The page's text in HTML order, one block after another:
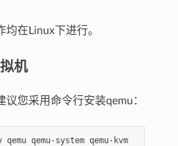
在Linux下进行。
机
您采用命令行安装qemu：
qemu qemu-system